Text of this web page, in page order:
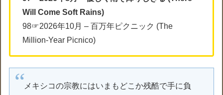
Will Come Soft Rains)
98☞2026年10月 – 百万年ピクニック (The
Million-Year Picnico)
メキシコの宗教にはいまもどこか残酷で手に負